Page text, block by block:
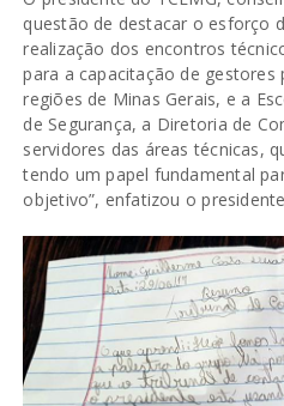
questão de destacar o esforço
realização dos encontros
para a capacitação de gestores
regiões de Minas Gerais, e a
de Segurança, a Diretoria de
servidores das áreas técnicas,
tendo um papel fundamental
objetivo”, enfatizou o